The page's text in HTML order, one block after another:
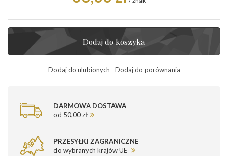
Dodaj do koszyka
Dodaj do ulubionych Dodaj do porównania
DARMOWA DOSTAWA
od 50,00 zł
PRZESYŁKI ZAGRANICZNE
do wybranych krajów UE